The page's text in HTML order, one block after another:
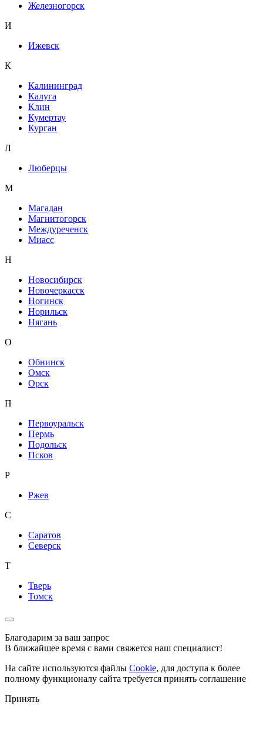
Железногорск
И
Ижевск
К
Калининград
Калуга
Клин
Кумертау
Курган
Л
Люберцы
М
Магадан
Магнитогорск
Междуреченск
Миасс
Н
Новосибирск
Новочеркасск
Ногинск
Норильск
Нягань
О
Обнинск
Омск
Орск
П
Первоуральск
Пермь
Подольск
Псков
Р
Ржев
С
Саратов
Северск
Т
Тверь
Томск
Благодарим за ваш запрос
В ближайшее время с вами свяжется наш специалист!
На сайте используются файлы Cookie, для доступа к более
полному функционалу сайта требуется принять соглашение
Принять